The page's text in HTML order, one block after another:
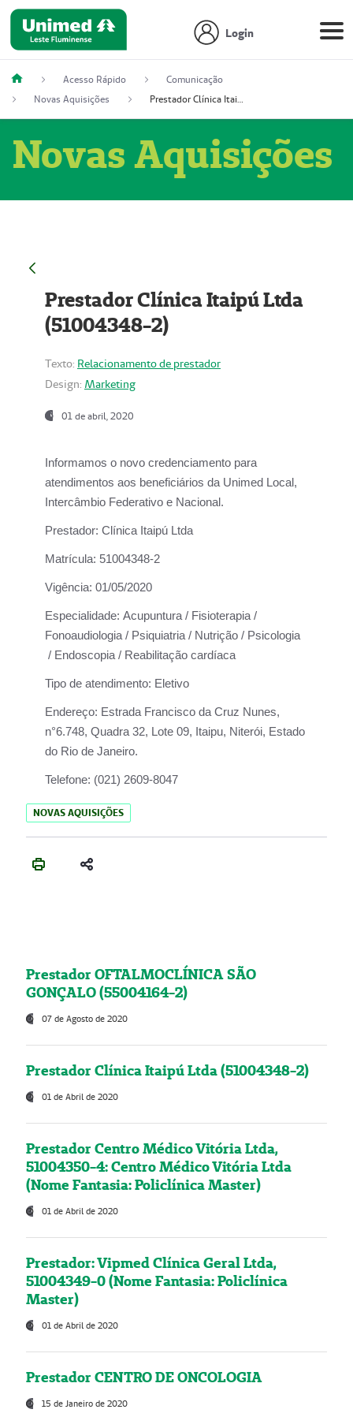
Login
Acesso Rápido
Comunicação
Novas Aquisições
Prestador Clínica Itaipú Ltda (51004348-2)
Novas Aquisições
Prestador Clínica Itaipú Ltda
(51004348-2)
Texto: Relacionamento de prestador
Design: Marketing
01 de abril, 2020
Informamos o novo credenciamento para
atendimentos aos beneficiários da Unimed Local,
Intercâmbio Federativo e Nacional.
Prestador: Clínica Itaipú Ltda
Matrícula: 51004348-2
Vigência: 01/05/2020
Especialidade: Acupuntura / Fisioterapia /
Fonoaudiologia / Psiquiatria / Nutrição / Psicologia
/ Endoscopia / Reabilitação cardíaca
Tipo de atendimento: Eletivo
Endereço: Estrada Francisco da Cruz Nunes,
n°6.748, Quadra 32, Lote 09, Itaipu, Niterói, Estado
do Rio de Janeiro.
Telefone: (021) 2609-8047
NOVAS AQUISIÇÕES
Prestador OFTALMOCLÍNICA SÃO
GONÇALO (55004164-2)
07 de Agosto de 2020
Prestador Clínica Itaipú Ltda (51004348-2)
01 de Abril de 2020
Prestador Centro Médico Vitória Ltda,
51004350-4: Centro Médico Vitória Ltda
(Nome Fantasia: Policlínica Master)
01 de Abril de 2020
Prestador: Vipmed Clínica Geral Ltda,
51004349-0 (Nome Fantasia: Policlínica
Master)
01 de Abril de 2020
Prestador CENTRO DE ONCOLOGIA
15 de Janeiro de 2020